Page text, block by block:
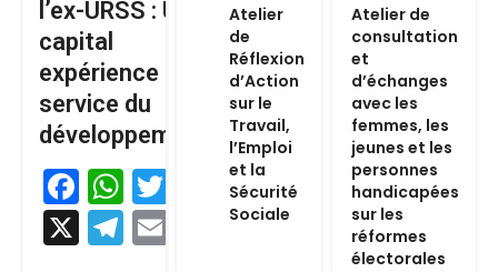
l’ex-URSS : Un
capital
expérience au
service du
développement
Facebook
WhatsApp
Twitter
X
Telegram
Email
Atelier
de
Réflexion
d’Action
sur le
Travail,
l’Emploi
et la
Sécurité
Sociale
Atelier de
consultation
et
d’échanges
avec les
femmes, les
jeunes et les
personnes
handicapées
sur les
réformes
électorales